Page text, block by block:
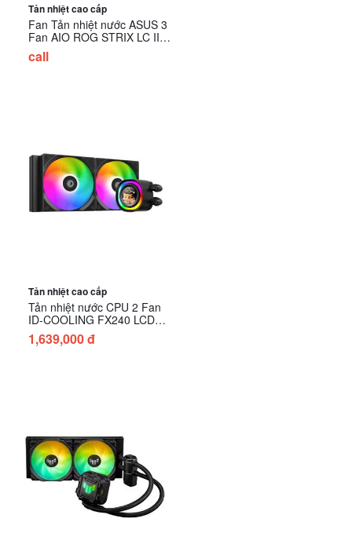
Tản nhiệt cao cấp
Fan Tản nhiệt nước ASUS 3
Fan AIO ROG STRIX LC II
360 ARGB
call
Tản nhiệt cao cấp
Tản nhiệt nước CPU 2 Fan
ID-COOLING FX240 LCD
Black
1,639,000 đ